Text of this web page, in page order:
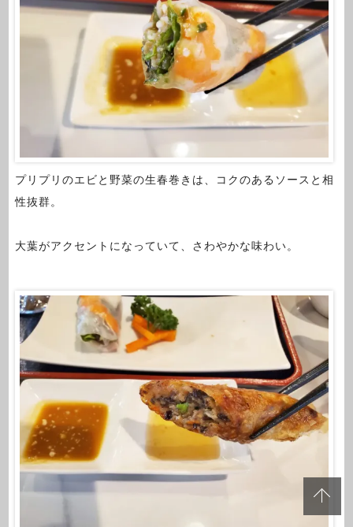
プリプリのエビと野菜の生春巻きは、コクのあるソースと相
性抜群。
大葉がアクセントになっていて、さわやかな味わい。